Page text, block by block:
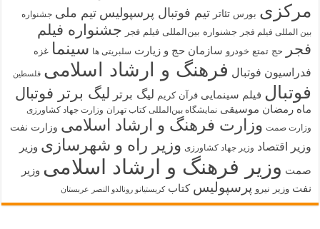
مرکزی بورس تئاتر تیم فوتبال پرسپولیس تیم ملی جشنواره
بین المللی فیلم فجر جشنواره بین‌المللی فیلم فجر جشنواره فیلم
فجر
حج تمتع خودرو سازمان حج و زیارت سلبریتی ها سینما غزه
فدراسیون فوتبال فرهنگ و ارشاد اسلامی فلسطین
فوتبال فیلم سینمایی قرآن کریم لیگ برتر لیگ برتر فوتبال
ماه رمضان موسیقی نمایشگاه بین‌المللی کتاب تهران وزارت جهاد کشاورزی
وزارت صمت وزارت فرهنگ و ارشاد اسلامی وزارت نفت
وزیر اقتصاد وزیر جهاد کشاورزی وزیر راه و شهرسازی وزیر
صمت وزیر فرهنگ و ارشاد اسلامی وزیر
نفت وزیر نیرو پرسپولیس کتاب کریستیانو رونالدو النصر عربستان